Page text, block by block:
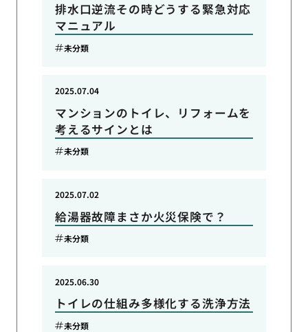
排水口逆流その時どうする緊急対応
マニュアル
未分類
マンションのトイレ、リフォームを
考えるサインとは
2025.07.04
未分類
給湯器故障まさか火災保険で？
2025.07.02
未分類
トイレの仕組み多様化する洗浄方法
2025.06.30
未分類